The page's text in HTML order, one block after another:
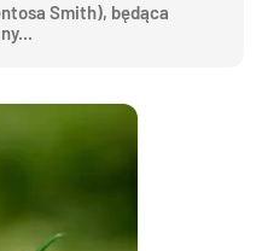
Smith), będąca